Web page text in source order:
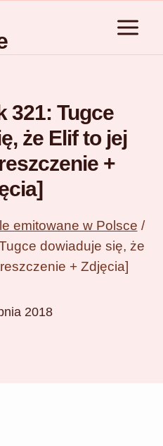
321: Tugce
że Elif to jej
+
emitowane w Polsce /
dowiaduje się, że
+ Zdjęcia]
2018